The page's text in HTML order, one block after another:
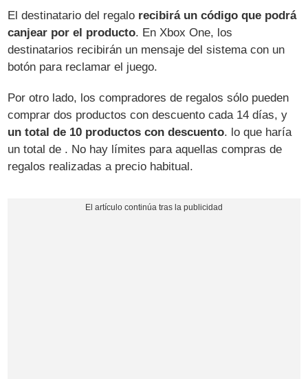
El destinatario del regalo recibirá un código que podrá
canjear por el producto. En Xbox One, los
destinatarios recibirán un mensaje del sistema con un
botón para reclamar el juego.
Por otro lado, los compradores de regalos sólo pueden
comprar dos productos con descuento cada 14 días, y
un total de 10 productos con descuento. lo que haría
un total de . No hay límites para aquellas compras de
regalos realizadas a precio habitual.